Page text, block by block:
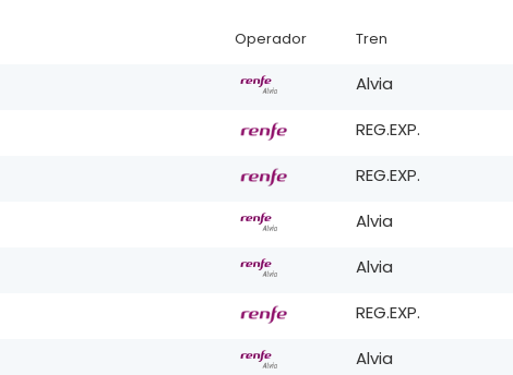
Operador Tren
Alvia
REG.EXP.
REG.EXP.
Alvia
Alvia
REG.EXP.
Alvia